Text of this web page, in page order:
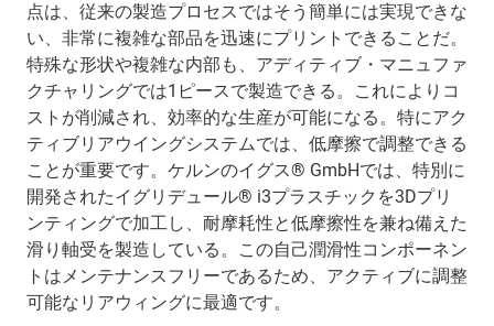
点は、従来の製造プロセスではそう簡単には実現できな
い、非常に複雑な部品を迅速にプリントできることだ。
特殊な形状や複雑な内部も、アディティブ・マニュファ
クチャリングでは1ピースで製造できる。これによりコ
ストが削減され、効率的な生産が可能になる。特にアク
ティブリアウイングシステムでは、低摩擦で調整できる
ことが重要です。ケルンのイグス® GmbHでは、特別に
開発されたイグリデュール® i3プラスチックを3Dプリ
ンティングで加工し、耐摩耗性と低摩擦性を兼ね備えた
滑り軸受を製造している。この自己潤滑性コンポーネン
トはメンテナンスフリーであるため、アクティブに調整
可能なリアウィングに最適です。